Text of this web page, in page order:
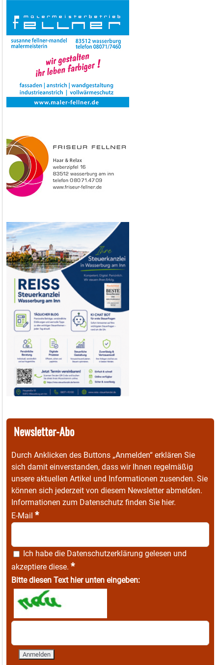
Newsletter-Abo
Durch Anklicken des Buttons „Anmelden“ erklären Sie
sich damit einverstanden, dass wir Ihnen regelmäßig
unsere aktuellen Artikel und Informationen zusenden. Sie
können sich jederzeit von diesem Newsletter abmelden.
Informationen zum Datenschutz finden Sie hier.
E-Mail *
Ich habe die Datenschutzerklärung gelesen und
akzeptiere diese. *
Bitte diesen Text hier unten eingeben: